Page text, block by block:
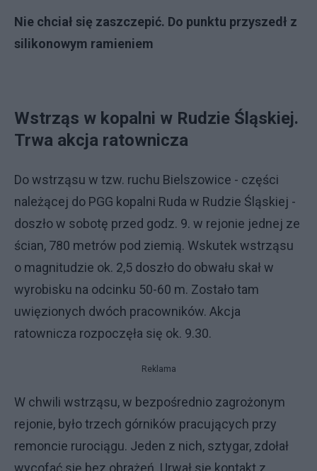
Nie chciał się zaszczepić. Do punktu przyszedł z
silikonowym ramieniem
Wstrząs w kopalni w Rudzie Śląskiej.
Trwa akcja ratownicza
Do wstrząsu w tzw. ruchu Bielszowice - części
należącej do PGG kopalni Ruda w Rudzie Śląskiej -
doszło w sobotę przed godz. 9. w rejonie jednej ze
ścian, 780 metrów pod ziemią. Wskutek wstrząsu
o magnitudzie ok. 2,5 doszło do obwału skał w
wyrobisku na odcinku 50-60 m. Zostało tam
uwięzionych dwóch pracowników. Akcja
ratownicza rozpoczęła się ok. 9.30.
Reklama
W chwili wstrząsu, w bezpośrednio zagrożonym
rejonie, było trzech górników pracujących przy
remoncie rurociągu. Jeden z nich, sztygar, zdołał
wycofać się bez obrażeń. Urwał się kontakt z